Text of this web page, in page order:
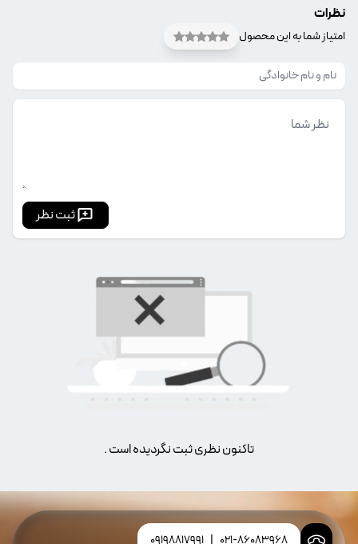
نظرات
امتیاز شما به این محصول
ثبت نظر
تاکنون نظری ثبت نگردیده است .
021-86083968
09198817991